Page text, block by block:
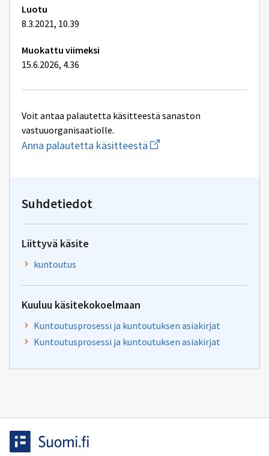
Luotu
8.3.2021, 10.39
Muokattu viimeksi
15.6.2026, 4.36
Voit antaa palautetta käsitteestä sanaston
vastuuorganisaatiolle.
Anna palautetta käsitteestä Aloita
uuden
Suhdetiedot
Liittyvä käsite
kuntoutus
Kuuluu käsitekokoelmaan
Kuntoutusprosessi ja kuntoutuksen asiakirjat
Kuntoutusprosessi ja kuntoutuksen asiakirjat